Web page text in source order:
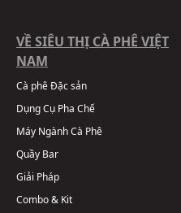
VỀ SIÊU THỊ CÀ PHÊ VIỆT
NAM
Cà phê Đặc sản
Dụng Cụ Pha Chế
Máy Ngành Cà Phê
Quầy Bar
Giải Pháp
Combo & Kit